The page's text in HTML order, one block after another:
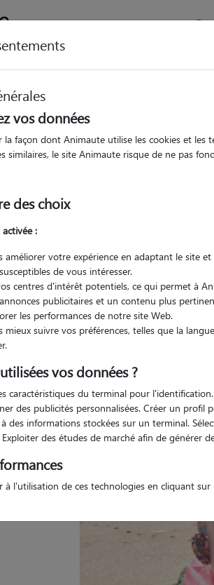
Amelie
chez le Pet Sitter
6 animaux
vos données
façon dont Animaute utilise les cookies et les
similaires, le site Animaute risque de ne pas
des choix
:
améliorer votre expérience en adaptant le site
de vous intéresser.
centres d'intérêt potentiels, ce qui permet à
publicitaires et un contenu plus
les performances de notre site Web.
mieux suivre vos préférences, telles que la
vos données ?
caractéristiques du terminal pour
des publicités personnalisées. Créer un
des informations stockées sur un terminal.
des études de marché afin de générer
à l'utilisation de ces technologies en cliquant sur